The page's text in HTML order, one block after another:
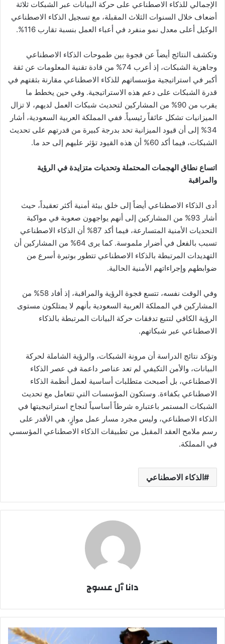
الإجمالي للذكاء الاصطناعي على حركة البيانات عبر الشبكات ثلاثة
أضعاف خلال السنوات الثلاث المقبلة، مع تسجيل الذكاء الاصطناعي
الوكيل أعلى معدل نمو منفرد في أعباء العمل بنسبة تقارب 116%.
وتكشف النتائج أيضاً عن فجوة بين طموحات الذكاء الاصطناعي
وجاهزية الشبكات، إذ أعرب 74% من قادة تقنية المعلومات عن ثقة
أكبر في استراتيجية مؤسساتهم للذكاء الاصطناعي مقارنة بثقتهم في
قدرة الشبكات على دعم هذه الاستراتيجية. وفي حين يخطط ما
يقرب من 90% من المشاركين لتحديث شبكات العمل لديهم، لا تزال
الميزانيات تشكل عائقاً رئيسياً. ففي المملكة العربية السعودية، أشار
34% إلى أن قيود الميزانية تحد بدرجة كبيرة من قدرتهم على تحديث
الشبكات، فيما أكد 60% أن هذه القيود تؤثر عليهم إلى حد ما.
اتساع نطاق الهجمات المحتملة وتحديات متزايدة في الرؤية
والمراقبة
أدى الذكاء الاصطناعي أيضاً إلى خلق بيئة أمنية أكثر تعقيداً، حيث
أشار 93% من المشاركين إلى أنهم يواجهون صعوبة في مواكبة
التحديات الأمنية المتسارعة، فيما أكد 87% أن الذكاء الاصطناعي
تسبب بالفعل في أضرار ملموسة. كما يرى 64% من المشاركين أن
التهديدات المرتبطة بالذكاء الاصطناعي تتطور بوتيرة أسرع من
ضوابطهم وإجراءاتهم الأمنية الحالية.
وفي الوقت نفسه، تتسع فجوة الرؤية والمراقبة، إذ أفاد 58% من
المشاركين في المملكة العربية السعودية بأنهم لا يمتلكون مستوى
الرؤية الكافي لتتبع تدفقات حركة البيانات المرتبطة بالذكاء
الاصطناعي عبر شبكاتهم.
وتؤكد نتائج الدراسة أن مرونة الشبكات، والرؤية الشاملة لحركة
البيانات، والأمن التكيفي لم تعد عناصر داعمة في عصر الذكاء
الاصطناعي، بل أصبحت متطلبات أساسية لعمل أنظمة الذكاء
الاصطناعي بكفاءة. وستكون المؤسسات التي تتعامل مع تحديث
الشبكات المستمر باعتباره شرطاً أساسياً لنجاح استراتيجيتها في
الذكاء الاصطناعي، وليس مجرد مسار عمل موازٍ، هي الأقدر على
رسم ملامح العقد المقبل من تطبيقات الذكاء الاصطناعي المؤسسي
في المملكة.
الذكاء الاصطناعي
دانا ٱل عسوج